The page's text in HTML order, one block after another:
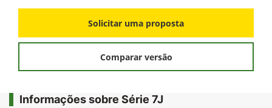
Solicitar uma proposta
Comparar versão
Informações sobre Série 7J